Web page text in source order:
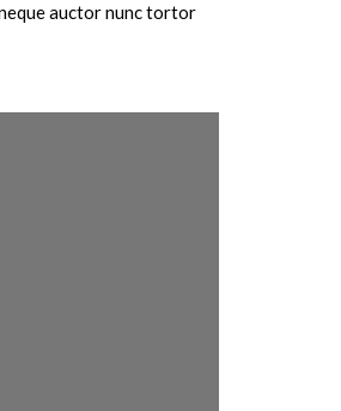
auctor nunc tortor